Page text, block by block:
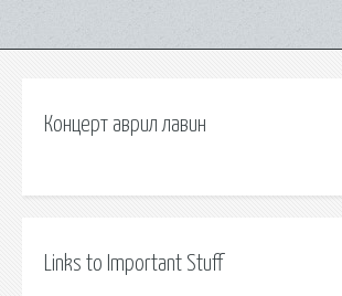
Концерт аврил лавин
Links to Important Stuff